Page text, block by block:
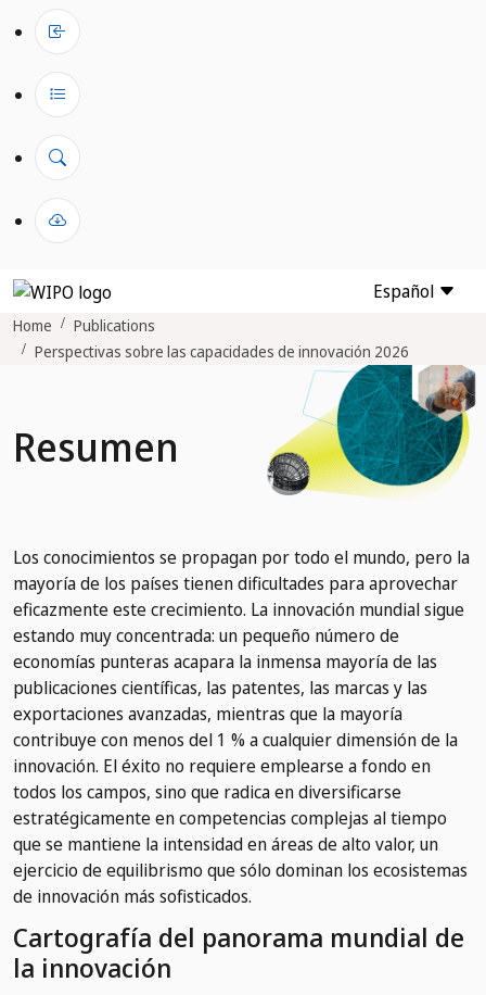
Español
Home
Publications
Perspectivas sobre las capacidades de innovación 2026
Resumen
Los conocimientos se propagan por todo el mundo, pero la
mayoría de los países tienen dificultades para aprovechar
eficazmente este crecimiento. La innovación mundial sigue
estando muy concentrada: un pequeño número de
economías punteras acapara la inmensa mayoría de las
publicaciones científicas, las patentes, las marcas y las
exportaciones avanzadas, mientras que la mayoría
contribuye con menos del 1 % a cualquier dimensión de la
innovación. El éxito no requiere emplearse a fondo en
todos los campos, sino que radica en diversificarse
estratégicamente en competencias complejas al tiempo
que se mantiene la intensidad en áreas de alto valor, un
ejercicio de equilibrismo que sólo dominan los ecosistemas
de innovación más sofisticados.
Cartografía del panorama mundial de
la innovación